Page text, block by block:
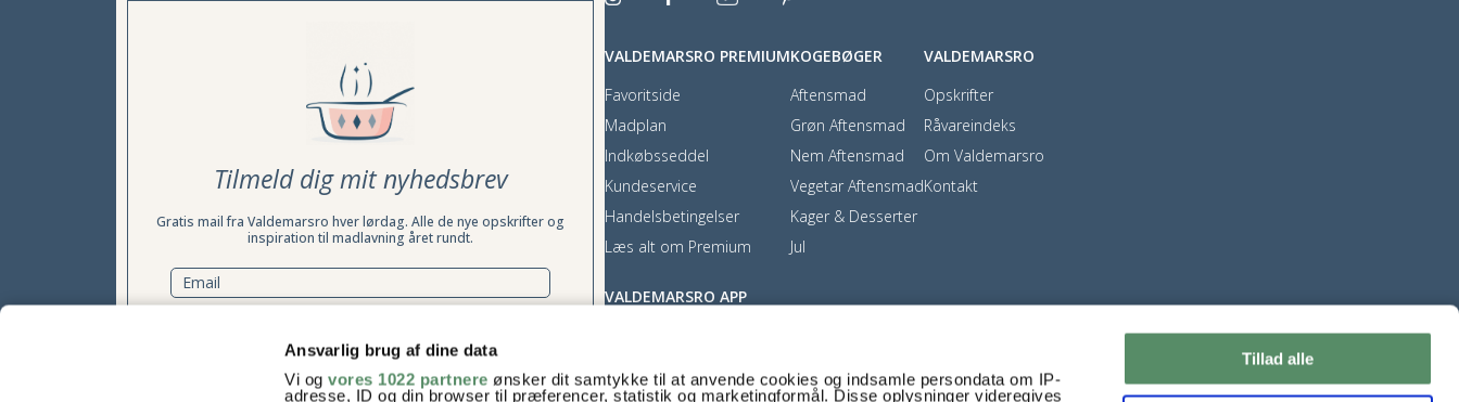
Ansvarlig brug af dine data
Vi ogvores 1022 partnere ønsker dit samtykke til at anvende cookies og indsamle persondata om IP-
adresse, ID og din browser til præferencer, statistik og marketingformål. Disse oplysninger videregives
Tillad alle
Tilmeld dig mit nyhedsbrev
Gratis mail fra Valdemarsro hver lørdag. Alle de nye opskrifter og
inspiration til madlavning året rundt.
Samtykke til at modtage nyhedsbrevet kan til enhver tid trækkes tilbage,
VALDEMARSRO PREMIUM
Favoritside
Madplan
Indkøbsseddel
Kundeservice
Handelsbetingelser
Læs alt om Premium
KOGEBØGER
Aftensmad
Grøn Aftensmad
Nem Aftensmad
Vegetar Aftensmad
Kager & Desserter
Jul
VALDEMARSRO
Opskrifter
Råvareindeks
Om Valdemarsro
Kontakt
VALDEMARSRO APP